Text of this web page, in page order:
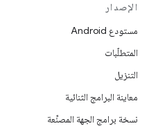
الإصدار
مستودع Android
المتطلّبات
التنزيل
معاينة البرامج الثنائية
نسخة برامج الجهة المصنِّعة